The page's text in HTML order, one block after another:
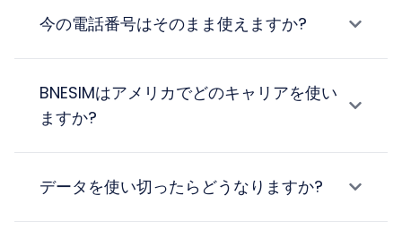
今の電話番号はそのまま使えますか?
BNESIMはアメリカでどのキャリアを使い
ますか?
データを使い切ったらどうなりますか?